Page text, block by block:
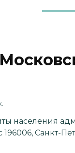
населения
196006, Санкт-